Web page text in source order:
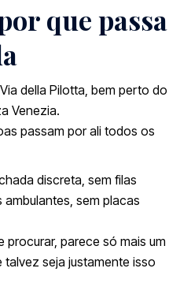
que passa
della Pilotta, bem perto do
Venezia.
passam por ali todos os
discreta, sem filas
sem placas
procurar, parece só mais um
seja justamente isso